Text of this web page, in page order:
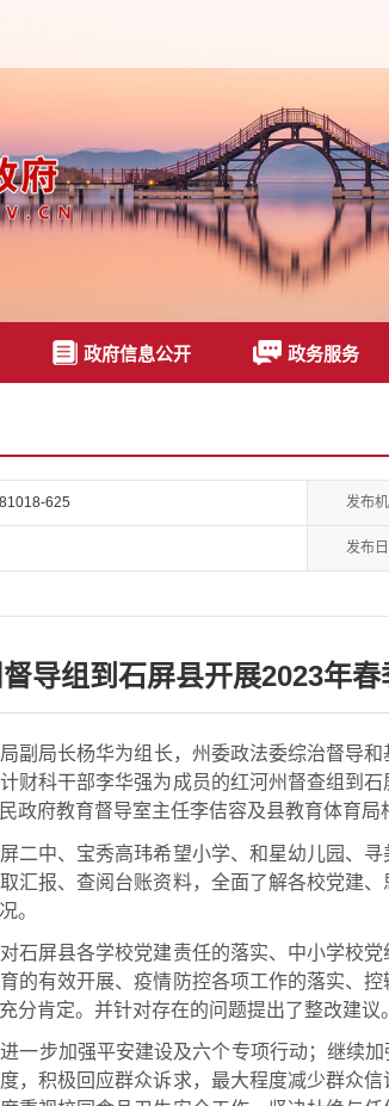
政府信息公开 政务服务
625 发布
发布
导组到石屏县开展2023年
局长杨华为组长，州委政法委综治督导和
财科干部李华强为成员的红河州督查组到
政府教育督导室主任李佶容及县教育体育局
中、宝秀高玮希望小学、和星幼儿园、寻
汇报、查阅台账资料，全面了解各校党建
。
屏县各学校党建责任的落实、中小学校党
的有效开展、疫情防控各项工作的落实、
分肯定。并针对存在的问题提出了整改建议。
步加强平安建设及六个专项行动；继续加
，积极回应群众诉求，最大程度减少群众